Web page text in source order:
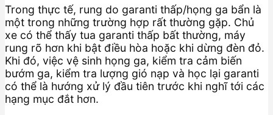
Trong thực tế, rung do garanti thấp/họng ga bẩn là
một trong những trường hợp rất thường gặp. Chủ
xe có thể thấy tua garanti thấp bất thường, máy
rung rõ hơn khi bật điều hòa hoặc khi dừng đèn đỏ.
Khi đó, việc vệ sinh họng ga, kiểm tra cảm biến
bướm ga, kiểm tra lượng gió nạp và học lại garanti
có thể là hướng xử lý đầu tiên trước khi nghĩ tới các
hạng mục đắt hơn.